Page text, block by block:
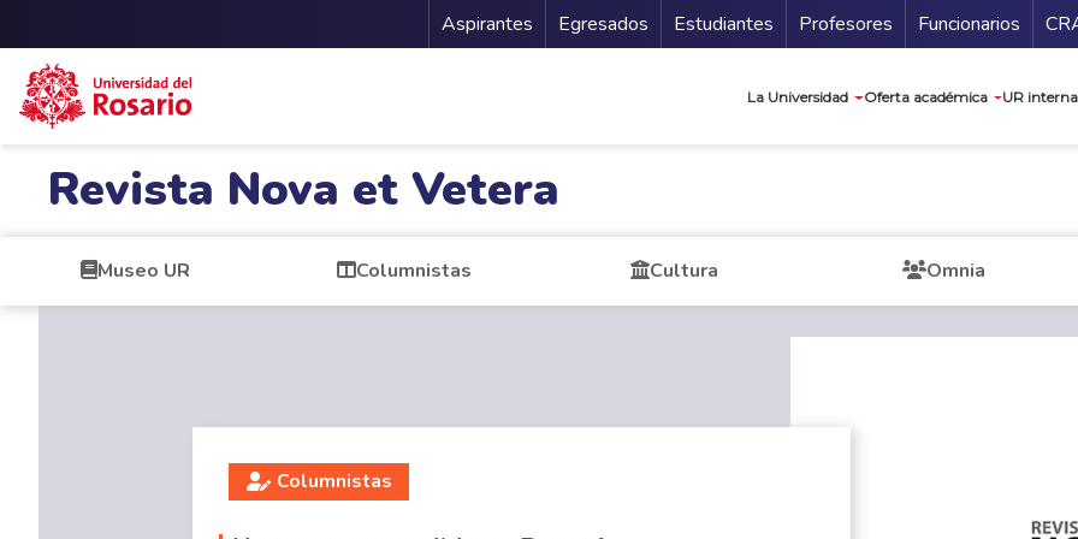
Menu Secundario
Aspirantes Egresados Estudiantes Profesores Funcionarios
La Universidad Oferta académica UR
Revista Nova et Vetera
Museo UR Columnistas Cultura Omnia
Columnistas